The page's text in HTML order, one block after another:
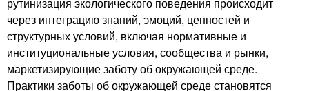
рутинизация экологического поведения происходит
через интеграцию знаний, эмоций, ценностей и
структурных условий, включая нормативные и
институциональные условия, сообщества и рынки,
маркетизирующие заботу об окружающей среде.
Практики заботы об окружающей среде становятся